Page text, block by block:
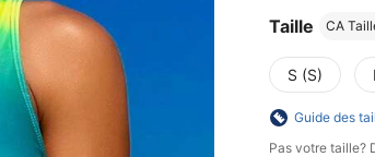
Taille CA
S (S)
Guide des
Pas votre taille?